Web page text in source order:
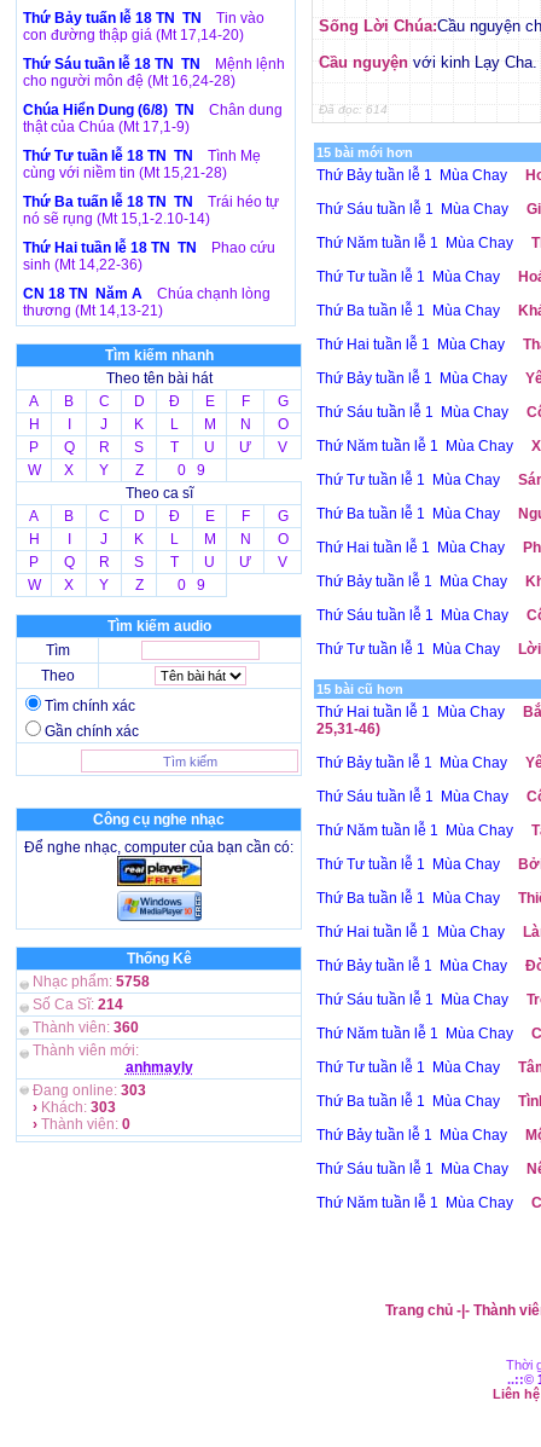
Thứ Bảy tuấn lễ 18 TN TN
Tin vào
con đường thập giá (Mt 17,14-20)
Thứ Sáu tuần lễ 18 TN TN
Mệnh lệnh
cho người môn đệ (Mt 16,24-28)
Chúa Hiển Dung (6/8) TN
Chân dung
thật của Chúa (Mt 17,1-9)
Thứ Tư tuần lễ 18 TN TN
Tình Mẹ
cùng với niềm tin (Mt 15,21-28)
Thứ Ba tuấn lễ 18 TN TN
Trái héo tự
nó sẽ rụng (Mt 15,1-2.10-14)
Thứ Hai tuần lễ 18 TN TN
Phao cứu
sinh (Mt 14,22-36)
CN 18 TN Năm A
Chúa chạnh lòng
thương (Mt 14,13-21)
Tìm kiếm nhanh
Theo tên bài hát
A
B C D Đ E F
G
H
J K L M N
O
P
Q R S T U Ư
V
W
X Y Z
0 9
Theo ca sĩ
A
B C D Đ E F
G
H
J K L M N
O
P
Q R S T U Ư
V
W
X Y Z 0 9
Tìm kiếm audio
Tìm
Theo
Tìm chính xác
Gần chính xác
Công cụ nghe nhạc
Để nghe nhạc, computer của bạn cần có:
Thống Kê
Nhạc phẩm: 5758
Số Ca Sĩ: 214
Thành viên: 360
Thành viên mới:
anhmayly
Đang online: 303
› Khách: 303
› Thành viên: 0
Sống Lời Chúa:Cầu nguyện
Cầu nguyện với kinh Lạy Cha.
Đã đọc: 614
15 bài mới hơn
Thứ Bảy tuần lễ 1 Mùa Chay
Thứ Sáu tuần lễ 1 Mùa Chay
Thứ Năm tuần lễ 1 Mùa Chay
Thứ Tư tuần lễ 1 Mùa Chay
Thứ Ba tuần lễ 1 Mùa Chay
Thứ Hai tuần lễ 1 Mùa Chay
Thứ Bảy tuần lễ 1 Mùa Chay
Thứ Sáu tuần lễ 1 Mùa Chay
Thứ Năm tuần lễ 1 Mùa Chay
Thứ Tư tuần lễ 1 Mùa Chay
Thứ Ba tuần lễ 1 Mùa Chay
Thứ Hai tuần lễ 1 Mùa Chay
Thứ Bảy tuần lễ 1 Mùa Chay
Thứ Sáu tuần lễ 1 Mùa Chay
Thứ Tư tuần lễ 1 Mùa Chay
15 bài cũ hơn
Thứ Hai tuần lễ 1 Mùa Chay
25,31-46)
Thứ Bảy tuần lễ 1 Mùa Chay
Thứ Sáu tuần lễ 1 Mùa Chay
Thứ Năm tuần lễ 1 Mùa Chay
Thứ Tư tuần lễ 1 Mùa Chay
Thứ Ba tuần lễ 1 Mùa Chay
Thứ Hai tuần lễ 1 Mùa Chay
Thứ Bảy tuần lễ 1 Mùa Chay
Thứ Sáu tuần lễ 1 Mùa Chay
Thứ Năm tuần lễ 1 Mùa Chay
Thứ Tư tuần lễ 1 Mùa Chay
Thứ Ba tuần lễ 1 Mùa Chay
Thứ Bảy tuần lễ 1 Mùa Chay
Thứ Sáu tuần lễ 1 Mùa Chay
Thứ Năm tuần lễ 1 Mùa Chay
Trang chủ-|- Thành
Thời
..::©
Liên